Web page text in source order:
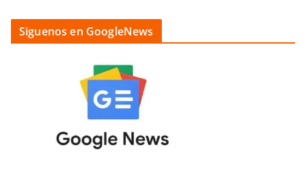
Siguenos en GoogleNews